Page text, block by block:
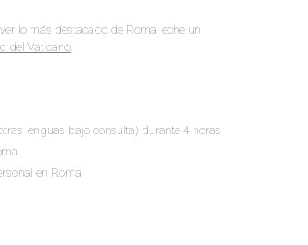
lo más destacado de Roma, eche un
del Vaticano.
lenguas bajo consulta) durante 4 horas
en Roma